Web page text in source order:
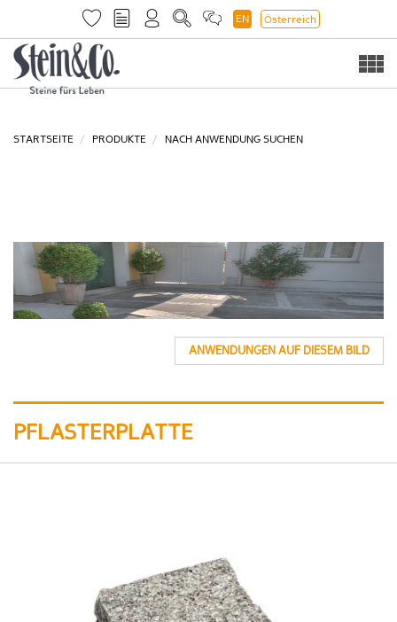
EN Österreich
STARTSEITE PRODUKTE NACH ANWENDUNG SUCHEN
ANWENDUNGEN AUF DIESEM BILD
PFLASTERPLATTE